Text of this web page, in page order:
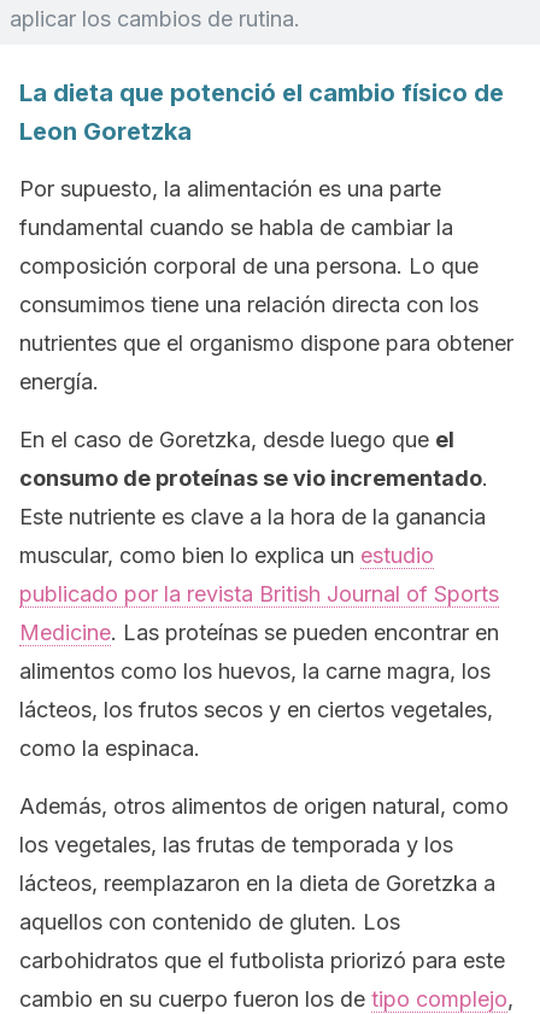
aplicar los cambios de rutina.
La dieta que potenció el cambio físico de
Leon Goretzka
Por supuesto, la alimentación es una parte
fundamental cuando se habla de cambiar la
composición corporal de una persona. Lo que
consumimos tiene una relación directa con los
nutrientes que el organismo dispone para obtener
energía.
En el caso de Goretzka, desde luego que el
consumo de proteínas se vio incrementado.
Este nutriente es clave a la hora de la ganancia
muscular, como bien lo explica un estudio
publicado por la revista British Journal of Sports
Medicine. Las proteínas se pueden encontrar en
alimentos como los huevos, la carne magra, los
lácteos, los frutos secos y en ciertos vegetales,
como la espinaca.
Además, otros alimentos de origen natural, como
los vegetales, las frutas de temporada y los
lácteos, reemplazaron en la dieta de Goretzka a
aquellos con contenido de gluten. Los
carbohidratos que el futbolista priorizó para este
cambio en su cuerpo fueron los de tipo complejo,